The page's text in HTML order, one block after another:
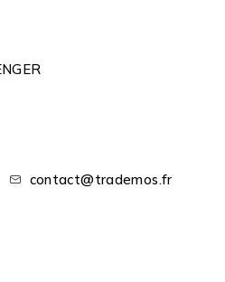
contact@trademos.fr